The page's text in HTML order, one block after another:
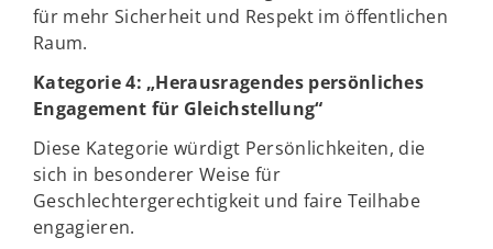
für mehr Sicherheit und Respekt im öffentlichen
Raum.
Kategorie 4: „Herausragendes persönliches
Engagement für Gleichstellung“
Diese Kategorie würdigt Persönlichkeiten, die
sich in besonderer Weise für
Geschlechtergerechtigkeit und faire Teilhabe
engagieren.